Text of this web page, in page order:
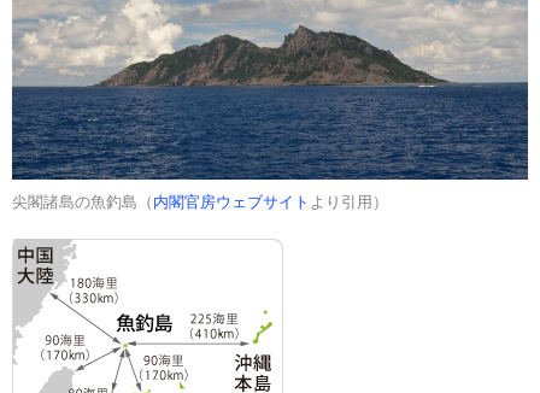
尖閣諸島の魚釣島（内閣官房ウェブサイト より引用）